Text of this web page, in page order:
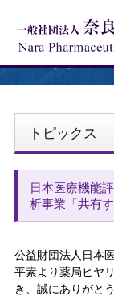
トピックス
日本医療機能
析事業「共有
公益財団法人日本
平素より薬局ヒヤ
き、誠にありがと